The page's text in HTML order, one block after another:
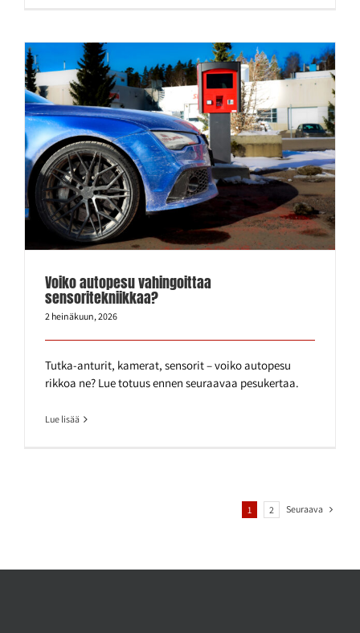
Voiko autopesu vahingoittaa
sensoritekniikkaa?
2 heinäkuun, 2026
Tutka-anturit, kamerat, sensorit – voiko autopesu
rikkoa ne? Lue totuus ennen seuraavaa pesukertaa.
Lue lisää
1 2 Seuraava